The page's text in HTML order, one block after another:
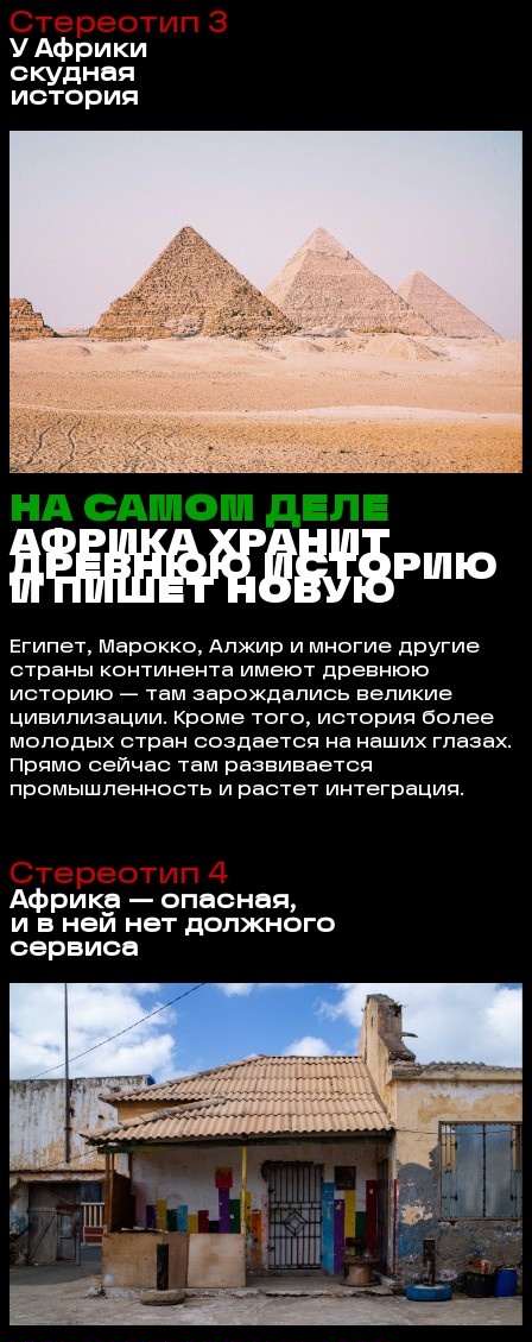
Стереотип 3
У Африки
скудная
история
НА САМОМ ДЕЛЕ
АФРИКА ХРАНИТ
ДРЕВНЮЮ ИСТОРИЮ
И ПИШЕТ НОВУЮ
Египет, Марокко, Алжир и многие другие
страны континента имеют древнюю
историю — там зарождались великие
цивилизации. Кроме того, история более
молодых стран создается на наших глазах.
Прямо сейчас там развивается
промышленность и растет интеграция.
Стереотип 4
Африка — опасная,
и в ней нет должного
сервиса